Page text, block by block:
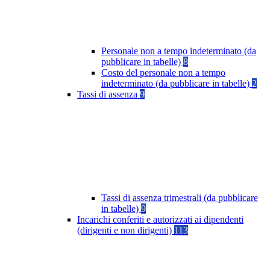
Personale non a tempo indeterminato (da
pubblicare in tabelle) 8
Costo del personale non a tempo
indeterminato (da pubblicare in tabelle) 2
Tassi di assenza 9
Tassi di assenza trimestrali (da pubblicare
in tabelle) 9
Incarichi conferiti e autorizzati ai dipendenti
(dirigenti e non dirigenti) 113